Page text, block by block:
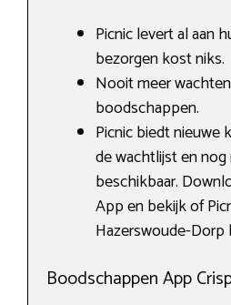
Picnic levert al aan
bezorgen kost niks.
Nooit meer
boodschappen.
Picnic biedt nieuwe
de wachtlijst en
beschikbaar.
App en bekijk of
Hazerswoude-Dorp
Boodschappen App